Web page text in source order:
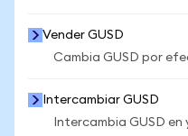
Vender GUSD
Cambia GUSD por
Intercambiar GUSD
Intercambia GUSD